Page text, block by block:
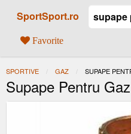
SportSport.ro
Favorite
SPORTIVE GAZ ACTUAL:
SUPAPE
Supape Pentru Gaz